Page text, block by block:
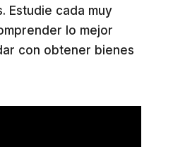
Estudie ​​cada muy
lo mejor
con obtener bienes